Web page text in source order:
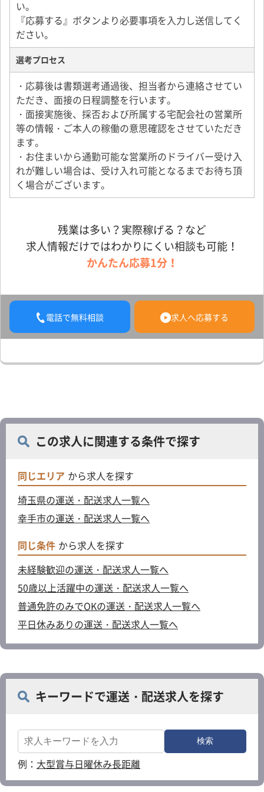
い。
『応募する』ボタンより必要事項を入力し送信してく
ださい。
選考プロセス
・応募後は書類選考通過後、担当者から連絡させてい
ただき、面接の日程調整を行います。
・面接実施後、採否および所属する宅配会社の営業所
等の情報・ご本人の稼働の意思確認をさせていただき
ます。
・お住まいから通勤可能な営業所のドライバー受け入
れが難しい場合は、受け入れ可能となるまでお待ち頂
く場合がございます。
残業は多い？実際稼げる？など
求人情報だけではわかりにくい相談も可能！
かんたん応募1分！
電話で無料相談 求人へ応募する
この求人に関連する条件で探す
同じエリア から求人を探す
埼玉県の運送・配送求人一覧へ
幸手市の運送・配送求人一覧へ
同じ条件 から求人を探す
未経験歓迎の運送・配送求人一覧へ
50歳以上活躍中の運送・配送求人一覧へ
普通免許のみでOKの運送・配送求人一覧へ
平日休みありの運送・配送求人一覧へ
キーワードで運送・配送求人を探す
例： 大型賞与日曜休み長距離